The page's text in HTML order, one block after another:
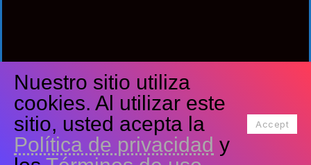
Síguenos
Facebook Youtube
Tiktok Instagram
Nuestro sitio utiliza
cookies. Al utilizar este
sitio, usted acepta la
Política de privacidad y
Accept